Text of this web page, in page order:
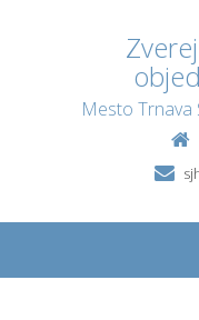
Mesto Trnava